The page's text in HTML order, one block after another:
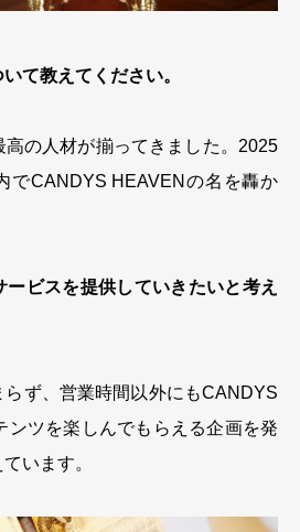
て教えてください。
の人材が揃ってきました。2025
でCANDYS HEAVENの名を轟か
ビスを提供していきたいと考え
らず、営業時間以外にもCANDYS
ンツを楽しんでもらえる企画を発
います。